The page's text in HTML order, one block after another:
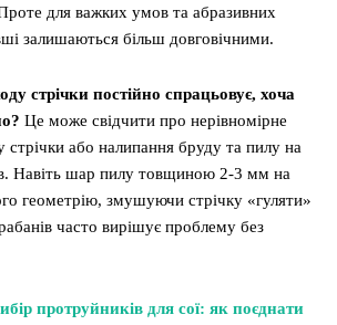
для важких умов та абразивних
залишаються більш довговічними.
стрічки постійно спрацьовує, хоча
Це може свідчити про нерівномірне
стрічки або налипання бруду та пилу на
Навіть шар пилу товщиною 2-3 мм на
геометрію, змушуючи стрічку «гуляти»
часто вирішує проблему без
протруйників для сої: як поєднати